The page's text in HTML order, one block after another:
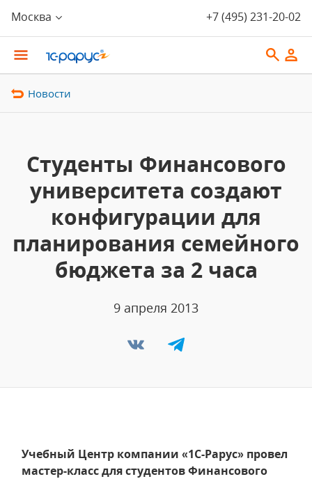
Москва +7 (495) 231-20-02
Новости
Студенты Финансового
университета создают
конфигурации для
планирования семейного
бюджета за 2 часа
9 апреля 2013
Учебный Центр компании «1С-Рарус» провел
мастер-класс для студентов Финансового